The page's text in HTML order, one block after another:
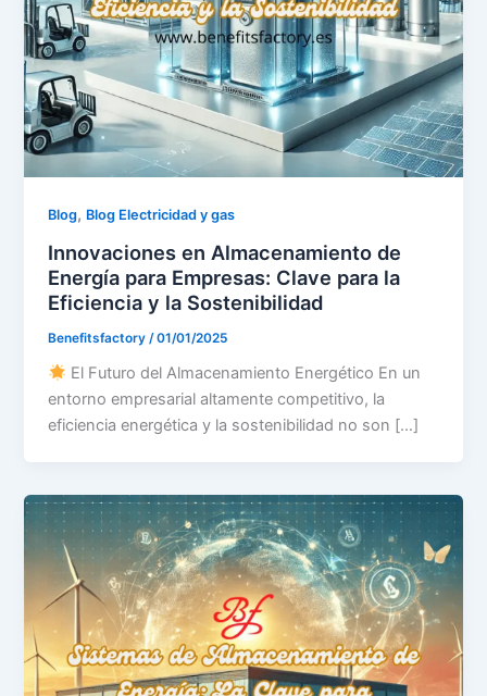
Blog, Blog Electricidad y gas
Innovaciones en Almacenamiento de
Energía para Empresas: Clave para la
Eficiencia y la Sostenibilidad
Benefitsfactory /01/01/2025
El Futuro del Almacenamiento Energético En un
entorno empresarial altamente competitivo, la
eficiencia energética y la sostenibilidad no son […]